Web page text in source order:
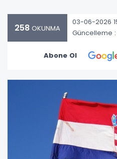
258 OKUNMA
03-06-2026
Güncelleme :
Abone Ol